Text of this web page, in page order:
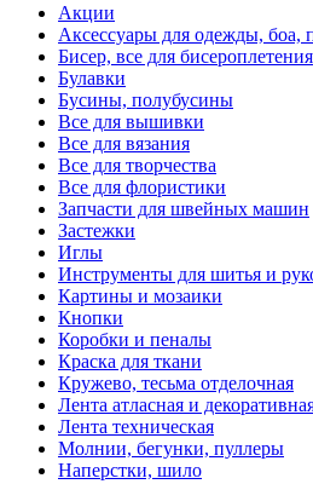
Акции
Аксессуары для одежды, боа,
Бисер, все для бисероплетения
Булавки
Бусины, полубусины
Все для вышивки
Все для вязания
Все для творчества
Все для флористики
Запчасти для швейных машин
Застежки
Иглы
Инструменты для шитья и
Картины и мозаики
Кнопки
Коробки и пеналы
Краска для ткани
Кружево, тесьма отделочная
Лента атласная и
Лента техническая
Молнии, бегунки, пуллеры
Наперстки, шило